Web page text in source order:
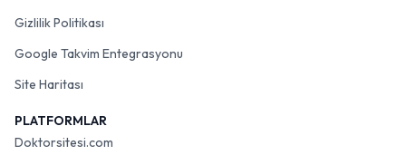
Gizlilik Politikası
Google Takvim Entegrasyonu
Site Haritası
PLATFORMLAR
Doktorsitesi.com